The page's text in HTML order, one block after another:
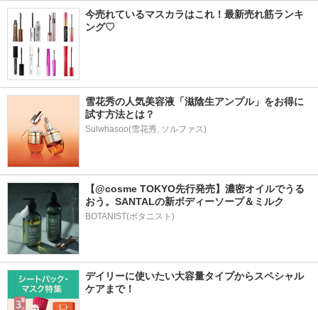
今売れているマスカラはこれ！最新売れ筋ランキ
ング♡
雪花秀の人気美容液「滋陰生アンプル」をお得に
試す方法とは？
Sulwhasoo(雪花秀, ソルファス)
【@cosme TOKYO先行発売】濃密オイルでうる
おう。SANTALの新ボディーソープ＆ミルク
BOTANIST(ボタニスト)
デイリーに使いたい大容量タイプからスペシャル
ケアまで！